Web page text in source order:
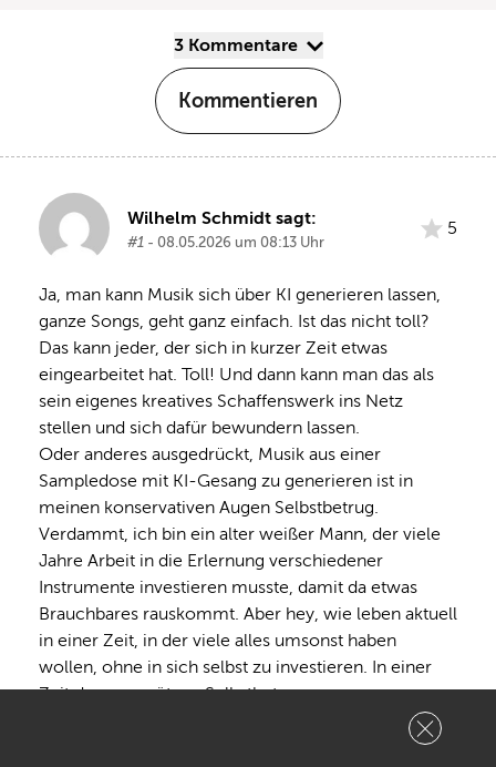
3 Kommentare
Kommentieren
Wilhelm Schmidt sagt:
#1 - 08.05.2026 um 08:13 Uhr
5
Ja, man kann Musik sich über KI generieren lassen,
ganze Songs, geht ganz einfach. Ist das nicht toll?
Das kann jeder, der sich in kurzer Zeit etwas
eingearbeitet hat. Toll! Und dann kann man das als
sein eigenes kreatives Schaffenswerk ins Netz
stellen und sich dafür bewundern lassen.
Oder anderes ausgedrückt, Musik aus einer
Sampledose mit KI-Gesang zu generieren ist in
meinen konservativen Augen Selbstbetrug.
Verdammt, ich bin ein alter weißer Mann, der viele
Jahre Arbeit in die Erlernung verschiedener
Instrumente investieren musste, damit da etwas
Brauchbares rauskommt. Aber hey, wie leben aktuell
in einer Zeit, in der viele alles umsonst haben
wollen, ohne in sich selbst zu investieren. In einer
Zeit des angegötzen Selbstbetrugs…